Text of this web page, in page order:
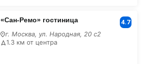
«Сан-Ремо» гостиница 4.7
г. Москва, ул. Народная, 20 с2
1.3 км от центра